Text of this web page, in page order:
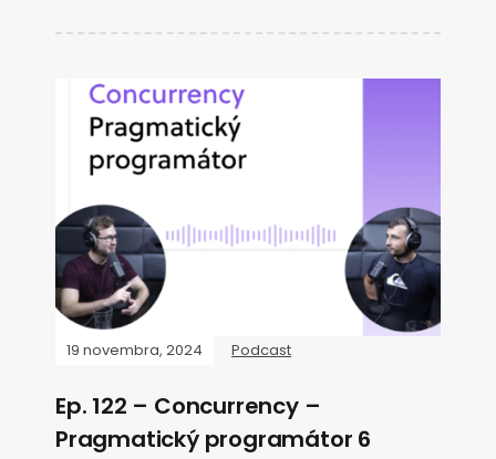
19 novembra, 2024 Podcast
Ep. 122 – Concurrency –
Pragmatický programátor 6